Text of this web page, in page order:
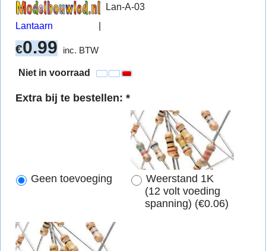
Lantaarn
Lan-A-03
€0.99 inc. BTW
Niet in voorraad
Extra bij te bestellen: *
Geen toevoeging
Weerstand 1K
(12 volt voeding
spanning) (€0.06)